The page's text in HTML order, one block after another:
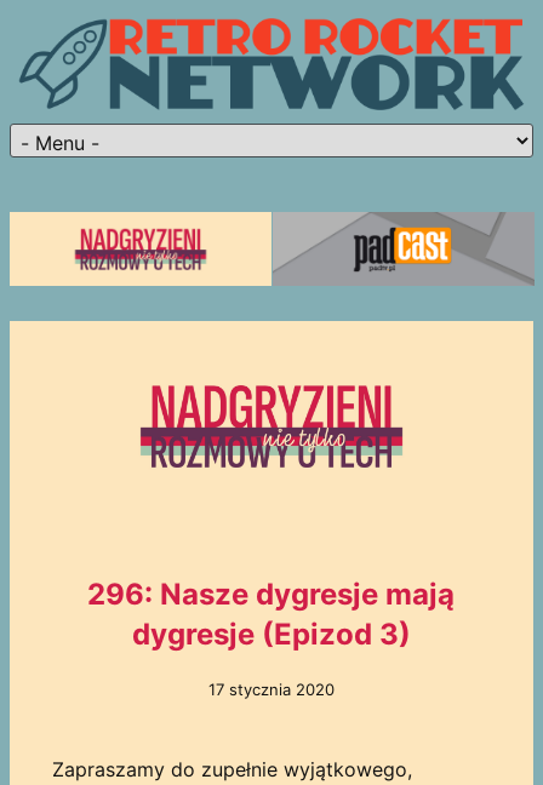
296: Nasze dygresje mają
dygresje (Epizod 3)
17 stycznia 2020
Zapraszamy do zupełnie wyjątkowego,